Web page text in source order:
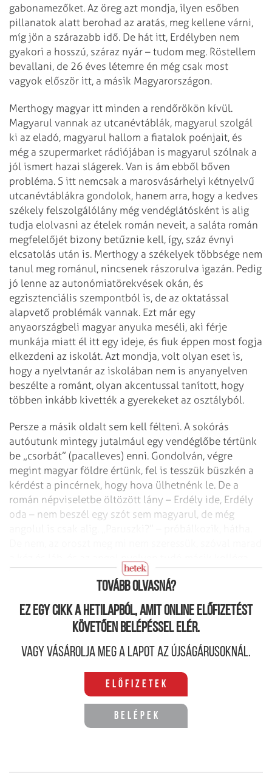
gabonamezőket. Az öreg azt mondja, ilyen esőben
pillanatok alatt berohad az aratás, meg kellene várni,
míg jön a szárazabb idő. De hát itt, Erdélyben nem
gyakori a hosszú, száraz nyár – tudom meg. Röstellem
bevallani, de 26 éves létemre én még csak most
vagyok először itt, a másik Magyarországon.
Merthogy magyar itt minden a rendőrökön kívül.
Magyarul vannak az utcanévtáblák, magyarul szolgál
ki az eladó, magyarul hallom a fiatalok poénjait, és
még a szupermarket rádiójában is magyarul szólnak a
jól ismert hazai slágerek. Van is ám ebből bőven
probléma. S itt nemcsak a marosvásárhelyi kétnyelvű
utcanévtáblákra gondolok, hanem arra, hogy a kedves
székely felszolgálólány még vendéglátósként is alig
tudja elolvasni az ételek román neveit, a saláta román
megfelelőjét bizony betűznie kell, így, száz évnyi
elcsatolás után is. Merthogy a székelyek többsége nem
tanul meg románul, nincsenek rászorulva igazán. Pedig
jó lenne az autonómiatörekvések okán, és
egzisztenciális szempontból is, de az oktatással
alapvető problémák vannak. Ezt már egy
anyaországbeli magyar anyuka meséli, aki férje
munkája miatt él itt egy ideje, és fiuk éppen most fogja
elkezdeni az iskolát. Azt mondja, volt olyan eset is,
hogy a nyelvtanár az iskolában nem is anyanyelven
beszélte a románt, olyan akcentussal tanított, hogy
többen inkább kivették a gyerekeket az osztályból.
Persze a másik oldalt sem kell félteni. A sokórás
autóutunk mintegy jutalmául egy vendéglőbe tértünk
be „csorbát” (pacalleves) enni. Gondolván, végre
megint magyar földre értünk, fel is tesszük büszkén a
kérdést a pincérnek, hogy hova ülhetnénk le. De a
román népviseletbe öltözött lány – Erdély ide, Erdély
oda – nem beszél egy szót sem magyarul, de még
De legalább a csorba egészen kiválóan sikerült.
Tovább olvasná?
Ez egy cikk a hetilapból, amit online előfizetést
követően belépéssel elér.
Vagy vásárolja meg a lapot az újságárusoknál.
Előfizetek
Belépek